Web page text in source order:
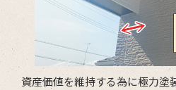
資産価値を維持する為に極力塗